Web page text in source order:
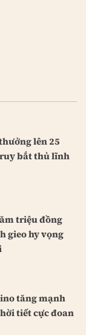
lên 25
bắt thủ lĩnh
triệu đồng
gieo hy vọng
tăng mạnh
tiết cực đoan